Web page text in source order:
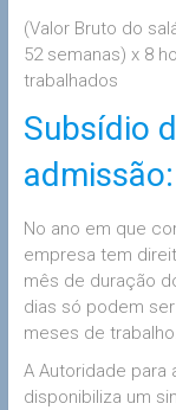
(Valor Bruto do
52 semanas) x 8
trabalhados
Subsídio
No ano em que
empresa tem
mês de duração
dias só podem
meses de trabalho.
A Autoridade para
disponibiliza um